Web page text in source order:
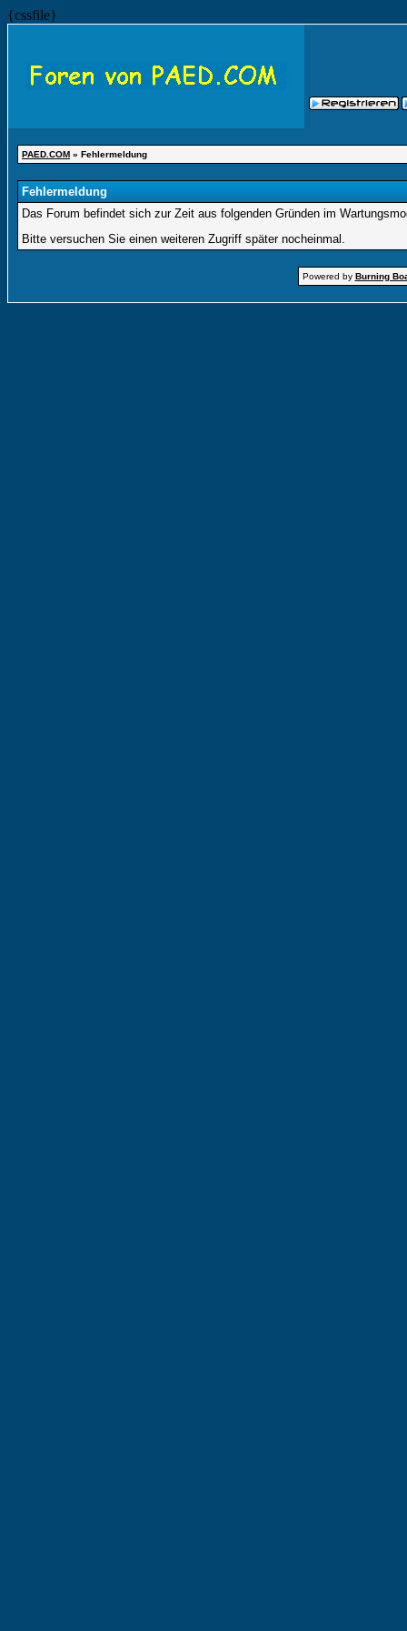
{cssfile}
PAED.COM » Fehlermeldung
Fehlermeldung
Das Forum befindet sich zur Zeit aus folgenden Gründen im
Bitte versuchen Sie einen weiteren Zugriff später nocheinmal.
Powered by Burning